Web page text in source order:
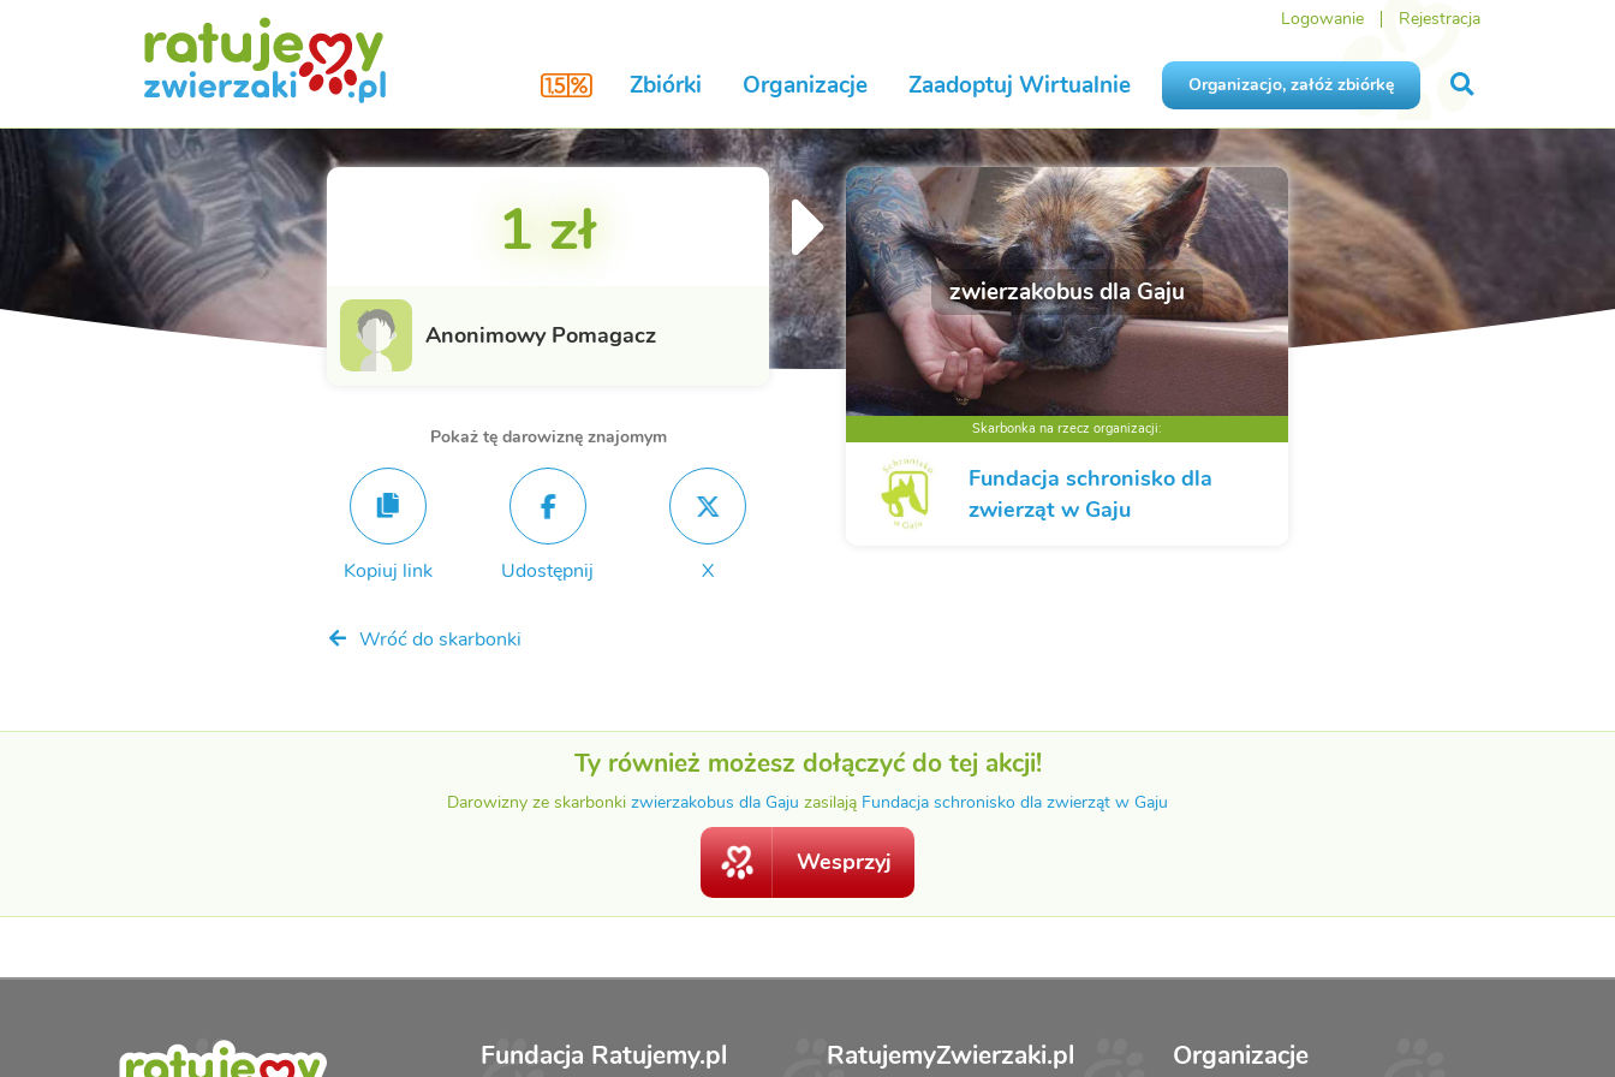
Logowanie Rejestracja
Zbiórki Organizacje Zaadoptuj Wirtualnie Organizacjo, załóż zbiórkę
1 zł
Anonimowy Pomagacz
Pokaż tę darowiznę znajomym
Kopiuj link Udostępnij X
Wróć do skarbonki
zwierzakobus dla Gaju
Skarbonka na rzecz organizacji:
Fundacja schronisko dla
zwierząt w Gaju
Ty również możesz dołączyć do tej akcji!
Darowizny ze skarbonki zwierzakobus dla Gaju zasilają Fundacja schronisko dla zwierząt w Gaju
Wesprzyj
Fundacja Ratujemy.pl RatujemyZwierzaki.pl Organizacje